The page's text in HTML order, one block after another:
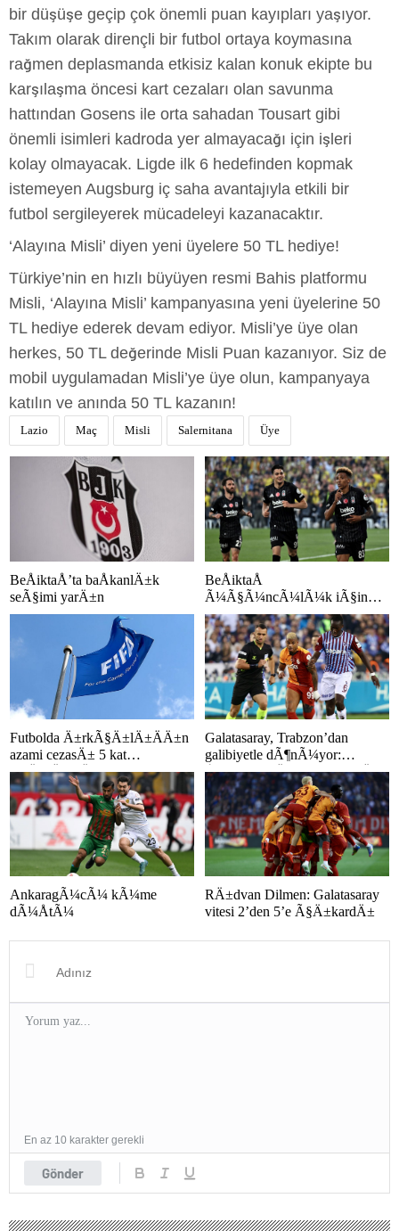
bir düşüşe geçip çok önemli puan kayıpları yaşıyor.
Takım olarak dirençli bir futbol ortaya koymasına
rağmen deplasmanda etkisiz kalan konuk ekipte bu
karşılaşma öncesi kart cezaları olan savunma
hattından Gosens ile orta sahadan Tousart gibi
önemli isimleri kadroda yer almayacağı için işleri
kolay olmayacak. Ligde ilk 6 hedefinden kopmak
istemeyen Augsburg iç saha avantajıyla etkili bir
futbol sergileyerek mücadeleyi kazanacaktır.
‘Alayına Misli’ diyen yeni üyelere 50 TL hediye!
Türkiye’nin en hızlı büyüyen resmi Bahis platformu
Misli, ‘Alayına Misli’ kampanyasına yeni üyelerine 50
TL hediye ederek devam ediyor. Misli’ye üye olan
herkes, 50 TL değerinde Misli Puan kazanıyor. Siz de
mobil uygulamadan Misli’ye üye olun, kampanyaya
katılın ve anında 50 TL kazanın!
Lazio Maç Misli Salernitana Üye
BeÅiktaÅ’ta baÅkanlÄ±k
seÃ§imi yarÄ±n
BeÅiktaÅ
Ã¼Ã§Ã¼ncÃ¼lÃ¼k iÃ§in
sahada: Muhtemel 11
Futbolda Ä±rkÃ§Ä±lÄ±ÄÄ±n
azami cezasÄ± 5 kat
arttÄ±rÄ±ldÄ±
Galatasaray, Trabzon’dan
galibiyetle dÃ¶nÃ¼yor:
ÅampiyonluÄa 1 puan kaldÄ±!
AnkaragÃ¼cÃ¼ kÃ¼me
dÃ¼ÅtÃ¼
RÄ±dvan Dilmen: Galatasaray
vitesi 2’den 5’e Ã§Ä±kardÄ±
Gönder
En az 10 karakter gerekli